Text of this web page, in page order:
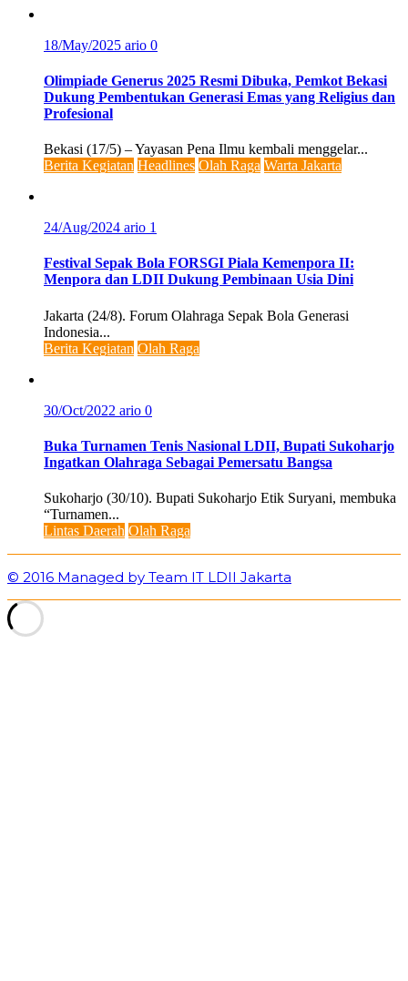
18/May/2025 ario 0
Olimpiade Generus 2025 Resmi Dibuka, Pemkot Bekasi
Dukung Pembentukan Generasi Emas yang Religius dan
Profesional
Bekasi (17/5) – Yayasan Pena Ilmu kembali menggelar...
Berita Kegiatan Headlines Olah Raga Warta Jakarta
24/Aug/2024 ario 1
Festival Sepak Bola FORSGI Piala Kemenpora II:
Menpora dan LDII Dukung Pembinaan Usia Dini
Jakarta (24/8). Forum Olahraga Sepak Bola Generasi
Indonesia...
Berita Kegiatan Olah Raga
30/Oct/2022 ario 0
Buka Turnamen Tenis Nasional LDII, Bupati Sukoharjo
Ingatkan Olahraga Sebagai Pemersatu Bangsa
Sukoharjo (30/10). Bupati Sukoharjo Etik Suryani, membuka
“Turnamen...
Lintas Daerah Olah Raga
© 2016 Managed by Team IT LDII Jakarta